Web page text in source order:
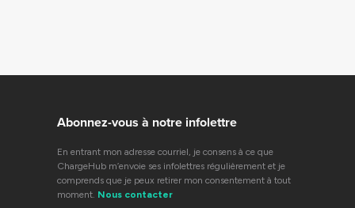
Abonnez-vous à notre infolettre
En entrant mon adresse courriel, je consens à ce que
ChargeHub m’envoie ses infolettres régulièrement et je
comprends que je peux retirer mon consentement à tout
moment. Nous contacter